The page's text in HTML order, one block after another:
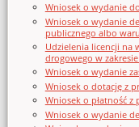
Wniosek o wydanie
Wniosek o wydanie
publicznego albo
Udzielenia licencji na
drogowego w
Wniosek o wydanie
Wniosek o dotację z
Wniosek o płatność z
Wniosek o wydanie